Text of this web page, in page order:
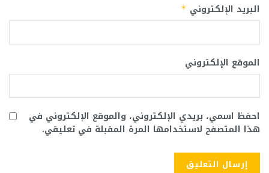
البريد الإلكتروني *
الموقع الإلكتروني
احفظ اسمي، بريدي الإلكتروني، والموقع الإلكتروني في
هذا المتصفح لاستخدامها المرة المقبلة في تعليقي.